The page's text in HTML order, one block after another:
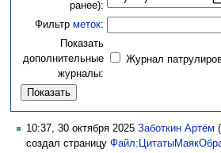
ранее):
Фильтрметок:
Показать
дополнительные
журналы:
Журнал
10:37, 30 октября 2025 Заботкин Артём (
создал страницу